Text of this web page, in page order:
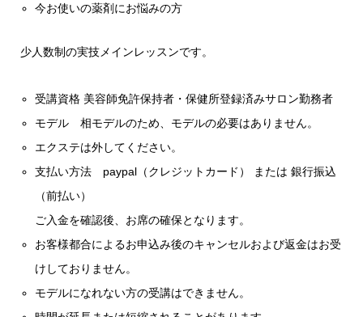
今お使いの薬剤にお悩みの方
少人数制の実技メインレッスンです。
受講資格 美容師免許保持者・保健所登録済みサロン勤務者
モデル 相モデルのため、モデルの必要はありません。
エクステは外してください。
支払い方法 paypal（クレジットカード） または 銀行振込
（前払い）
ご入金を確認後、お席の確保となります。
お客様都合によるお申込み後のキャンセルおよび返金はお受
けしておりません。
モデルになれない方の受講はできません。